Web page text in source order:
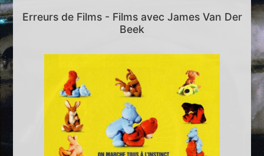
Erreurs de Films - Films avec James Van Der
Beek